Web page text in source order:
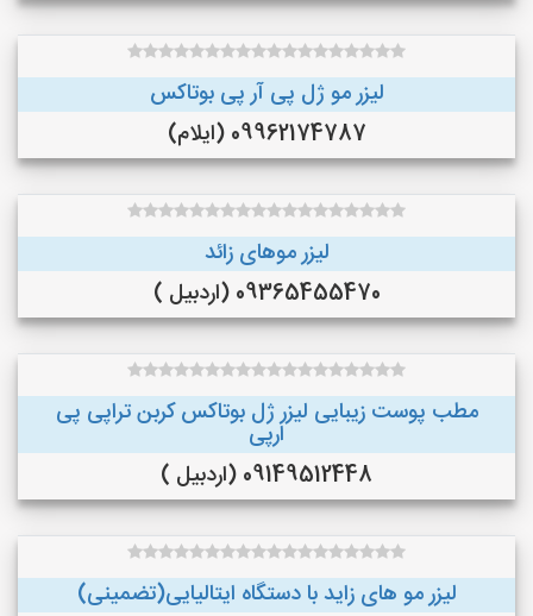
لیزر مو ژل پی آر پی بوتاکس
09962174787 (ایلام)
لیزر موهای زائد
09365455470 (اردبیل )
مطب پوست زیبایی لیزر ژل بوتاکس کربن تراپی پی
ارپی
09149512448 (اردبیل )
لیزر مو های زاید با دستگاه ایتالیایی(تضمینی)